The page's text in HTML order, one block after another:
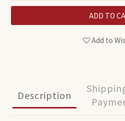
ADD TO
Add to
Description